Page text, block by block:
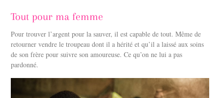
Tout pour ma femme
Pour trouver l’argent pour la sauver, il est capable de tout. Même de
retourner vendre le troupeau dont il a hérité et qu’il a laissé aux soins
de son frère pour suivre son amoureuse. Ce qu’on ne lui a pas
pardonné.